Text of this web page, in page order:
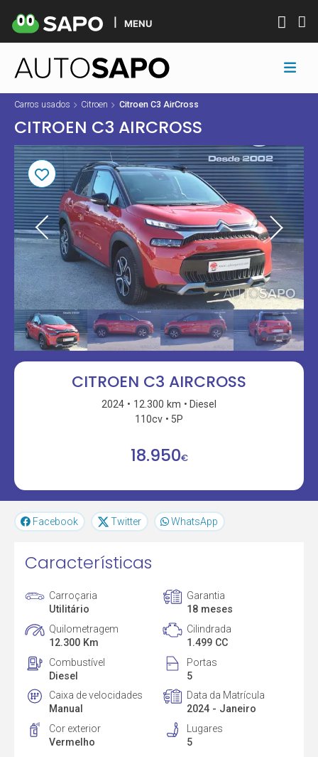
MENU
Carros usados Citroen Citroen C3 AirCross
CITROEN C3 AIRCROSS
CITROEN C3 AIRCROSS
2024 12.300 km
Diesel
110cv
5P
18.950€
Facebook Twitter WhatsApp
Características
Carroçaria
Utilitário
Garantia
18 meses
Quilometragem
12.300 Km
Cilindrada
1.499 CC
Combustível
Diesel
Portas
5
Caixa de velocidades
Manual
Data da Matrícula
2024 - Janeiro
Cor exterior
Vermelho
Lugares
5